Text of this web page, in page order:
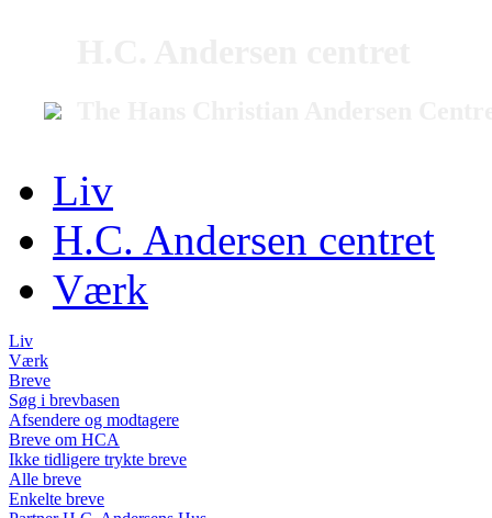
Liv
H.C. Andersen centret
Værk
Liv
Værk
Breve
Søg i brevbasen
Afsendere og modtagere
Breve om HCA
Ikke tidligere trykte breve
Alle breve
Enkelte breve